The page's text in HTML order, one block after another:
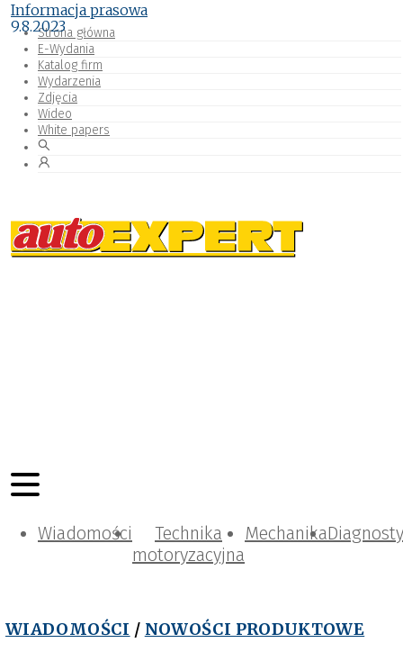
Strona główna
E-Wydania
Katalog firm
Wydarzenia
Zdjęcia
Wideo
White papers
Wiadomości
Technika
motoryzacyjna
Mechanika
WIADOMOŚCI / NOWOŚCI PRODUKTOWE
Informacja prasowa
9.8.2023